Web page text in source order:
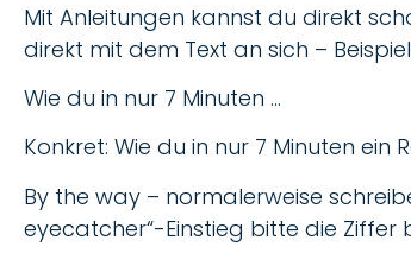
Mit Anleitungen kannst du direkt
direkt mit dem Text an sich –
Wie du in nur 7 Minuten …
Konkret: Wie du in nur 7 Minuten
By the way – normalerweise
eyecatcher“-Einstieg bitte die Ziffer